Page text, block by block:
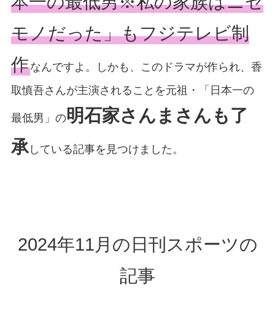
モノだった」もフジテレビ制
作なんですよ。しかも、このドラマが作られ、香
取慎吾さんが主演されることを元祖・「日本一の
最低男」の明石家さんまさんも了
承している記事を見つけました。
2024年11月の日刊スポーツの
記事